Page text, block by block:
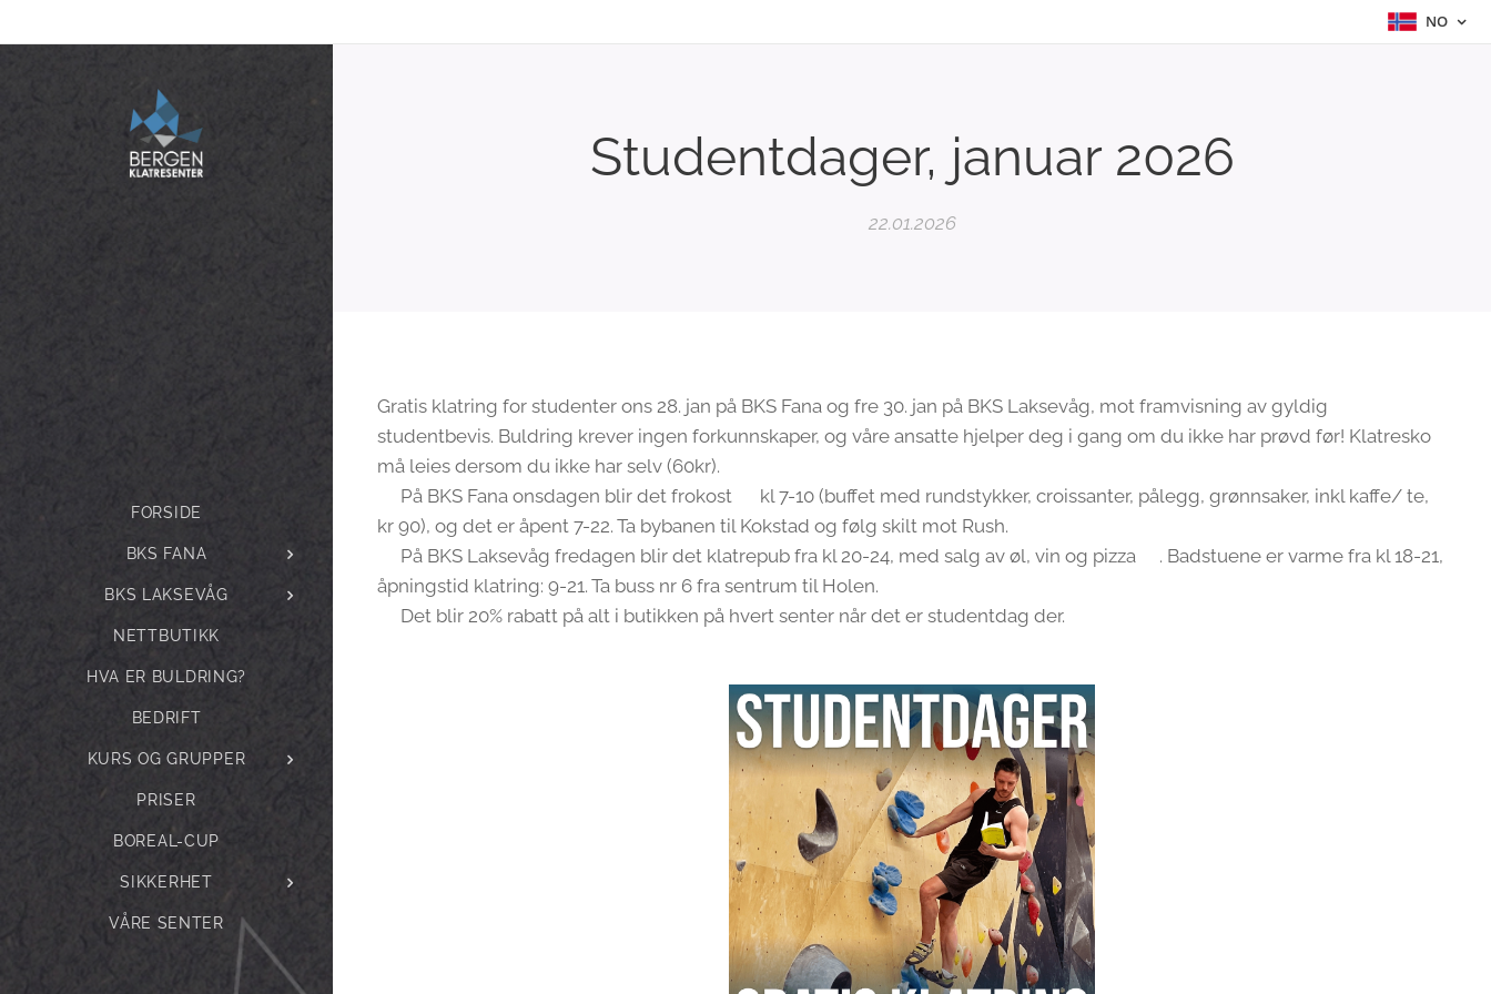
NO
FORSIDE
BKS FANA
BKS LAKSEVÅG
NETTBUTIKK
HVA ER BULDRING?
BEDRIFT
KURS OG GRUPPER
PRISER
BOREAL-CUP
SIKKERHET
VÅRE SENTER
Studentdager, januar 2026
22.01.2026
Gratis klatring for studenter ons 28. jan på BKS Fana og fre 30. jan på BKS Laksevåg, mot framvisning av gyldig
studentbevis. Buldring krever ingen forkunnskaper, og våre ansatte hjelper deg i gang om du ikke har prøvd før! Klatresko
må leies dersom du ikke har selv (60kr).
💥På BKS Fana onsdagen blir det frokost 🥐kl 7-10 (buffet med rundstykker, croissanter, pålegg, grønnsaker, inkl kaffe/ te,
kr 90), og det er åpent 7-22. Ta bybanen til Kokstad og følg skilt mot Rush.
💥På BKS Laksevåg fredagen blir det klatrepub fra kl 20-24, med salg av øl, vin og pizza🍕. Badstuene er varme fra kl 18-21,
åpningstid klatring: 9-21. Ta buss nr 6 fra sentrum til Holen.
💥Det blir 20% rabatt på alt i butikken på hvert senter når det er studentdag der.